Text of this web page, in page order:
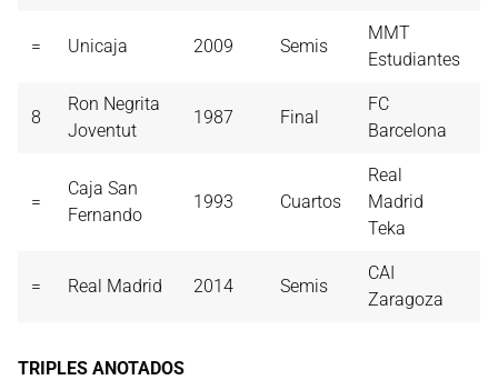
= Unicaja 2009 Semis
MMT
Estudiantes
8
Ron Negrita
Joventut
1987 Final
FC
Barcelona
=
Caja San
Fernando
1993 Cuartos
Real
Madrid
Teka
= Real Madrid 2014 Semis
CAI
Zaragoza
TRIPLES ANOTADOS